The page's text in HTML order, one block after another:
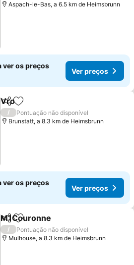
Aspach-le-Bas, a 6.5 km de Heimsbrunn
ver os preços
Ver preços
PartilharAdicionar aos favoritos
Vro
/
Pontuação não disponível
Brunstatt, a 8.3 km de Heimsbrunn
ver os preços
Ver preços
PartilharAdicionar aos favoritos
M1Couronne
/
Pontuação não disponível
Mulhouse, a 8.3 km de Heimsbrunn